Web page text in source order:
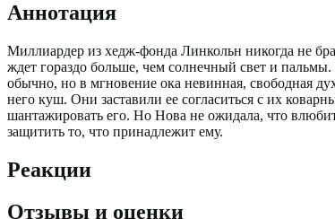
Аннотация
Миллиардер из хедж-фонда Линкольн никогда не
ждет гораздо больше, чем солнечный свет и
обычно, но в мгновение ока невинная, свободная
него куш. Они заставили ее согласиться с их
шантажировать его. Но Нова не ожидала, что
защитить то, что принадлежит ему.
Реакции
Отзывы и оценки